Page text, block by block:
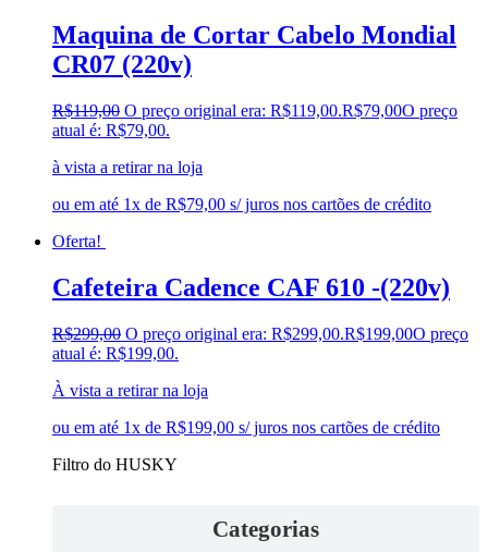
Maquina de Cortar Cabelo Mondial
CR07 (220v)
R$119,00 O preço original era: R$119,00.R$79,00O preço
atual é: R$79,00.
à vista a retirar na loja
ou em até 1x de R$79,00 s/ juros nos cartões de crédito
Oferta!
Cafeteira Cadence CAF 610 -(220v)
R$299,00 O preço original era: R$299,00.R$199,00O preço
atual é: R$199,00.
À vista a retirar na loja
ou em até 1x de R$199,00 s/ juros nos cartões de crédito
Filtro do HUSKY
Categorias